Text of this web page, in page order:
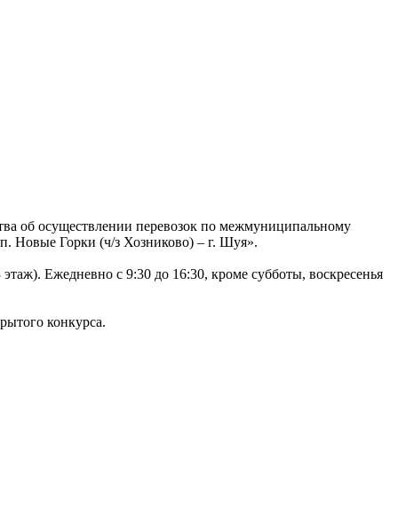
об осуществлении перевозок по межмуниципальному
Новые Горки (ч/з Хозниково) – г. Шуя».
Ежедневно с 9:30 до 16:30, кроме субботы, воскресенья
конкурса.